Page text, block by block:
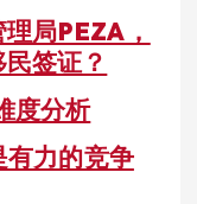
局PEZA，
签证？
度分析
力的竞争